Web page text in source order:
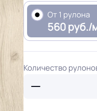
От 1 рулона
560 руб./
Количество